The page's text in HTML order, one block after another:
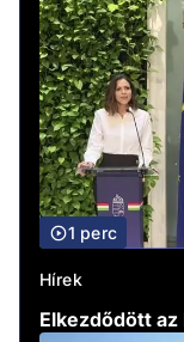
1 perc
Hírek
Elkezdődött